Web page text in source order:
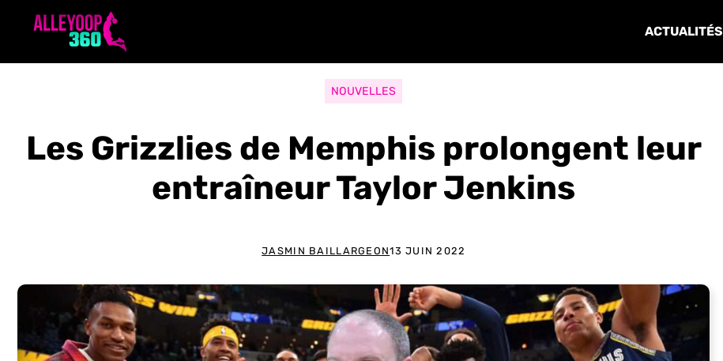
ACTUALITÉS
NOUVELLES
Les Grizzlies de Memphis prolongent leur
entraîneur Taylor Jenkins
JASMIN BAILLARGEON13 JUIN 2022